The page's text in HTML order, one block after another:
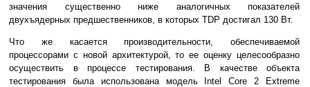
значения существенно ниже аналогичных показателей
двухъядерных предшественников, в которых TDP достигал 130 Вт.
Что же касается производительности, обеспечиваемой
процессорами с новой архитектурой, то ее оценку целесообразно
осуществить в процессе тестирования. В качестве объекта
тестирования была использована модель Intel Core 2 Extreme